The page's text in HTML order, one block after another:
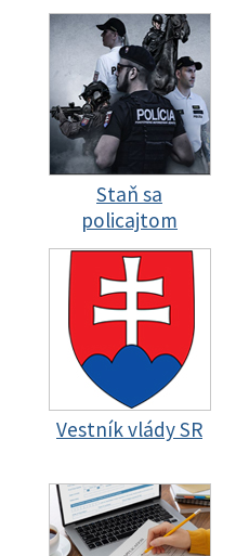
Staň sa
policajtom
Vestník vlády SR